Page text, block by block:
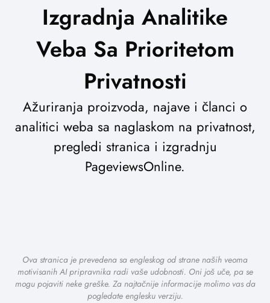
Izgradnja Analitike
Veba Sa Prioritetom
Privatnosti
Ažuriranja proizvoda, najave i članci o
analitici weba sa naglaskom na privatnost,
pregledi stranica i izgradnju
PageviewsOnline.
Ova stranica je prevedena sa engleskog od strane naših veoma
motivisanih AI pripravnika radi vaše udobnosti. Oni još uče, pa se
mogu pojaviti neke greške. Za najtačnije informacije molimo vas da
pogledate englesku verziju.